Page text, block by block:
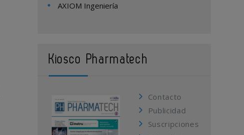
AXIOM Ingeniería
Kiosco Pharmatech
Contacto
Publicidad
Suscripciones